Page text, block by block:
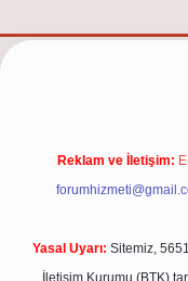
Reklam ve İletişim:
Yasal Uyarı: Sitemiz,
İletişim Kurumu (BTK)